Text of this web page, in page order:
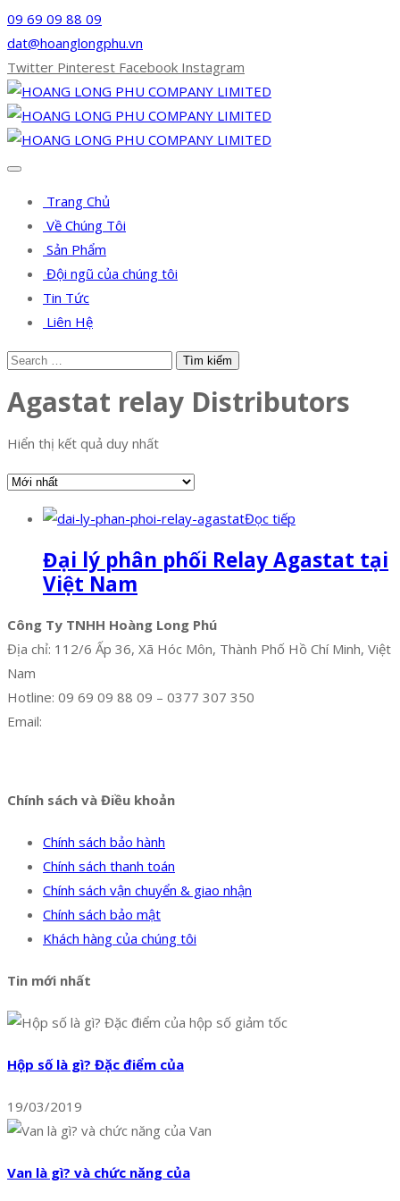
09 69 09 88 09
dat@hoanglongphu.vn
Twitter Pinterest Facebook Instagram
Trang Chủ
Về Chúng Tôi
Sản Phẩm
Đội ngũ của chúng tôi
Tin Tức
Liên Hệ
Agastat relay Distributors
Hiển thị kết quả duy nhất
Đọc tiếp
Đại lý phân phối Relay Agastat tại
Việt Nam
Công Ty TNHH Hoàng Long Phú
Địa chỉ: 112/6 Ấp 36, Xã Hóc Môn, Thành Phố Hồ Chí Minh, Việt
Nam
Hotline: 09 69 09 88 09 – 0377 307 350
Email:
Chính sách và Điều khoản
Chính sách bảo hành
Chính sách thanh toán
Chính sách vận chuyển & giao nhận
Chính sách bảo mật
Khách hàng của chúng tôi
Tin mới nhất
Hộp số là gì? Đặc điểm của
19/03/2019
Van là gì? và chức năng của